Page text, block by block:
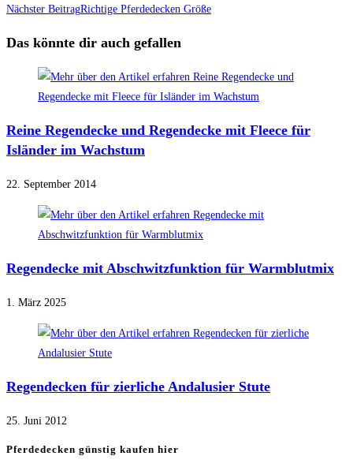
Artikel
ansehen
Nächster BeitragRichtige Pferdedecken Größe
Das könnte dir auch gefallen
Reine Regendecke und Regendecke mit Fleece für
Isländer im Wachstum
22. September 2014
Regendecke mit Abschwitzfunktion für Warmblutmix
1. März 2025
Regendecken für zierliche Andalusier Stute
25. Juni 2012
Pferdedecken günstig kaufen hier